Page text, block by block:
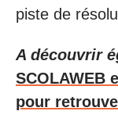
piste de
A découvrir
SCOLAWEB
pour